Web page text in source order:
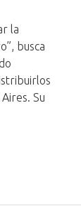
la
busca
Su